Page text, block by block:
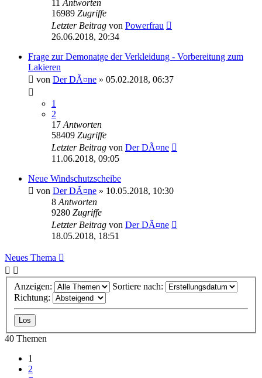
11 Antworten
16989 Zugriffe
Letzter Beitrag von Powerfrau
26.06.2018, 20:34
Frage zur Demonatge der Verkleidung - Vorbereitung zum
Lakieren
von Der DÃ¤ne » 05.02.2018, 06:37
1
2
17 Antworten
58409 Zugriffe
Letzter Beitrag von Der DÃ¤ne
11.06.2018, 09:05
Neue Windschutzscheibe
von Der DÃ¤ne » 10.05.2018, 10:30
8 Antworten
9280 Zugriffe
Letzter Beitrag von Der DÃ¤ne
18.05.2018, 18:51
Neues Thema
Anzeigen:
Sortiere nach:
Richtung:
40 Themen
1
2